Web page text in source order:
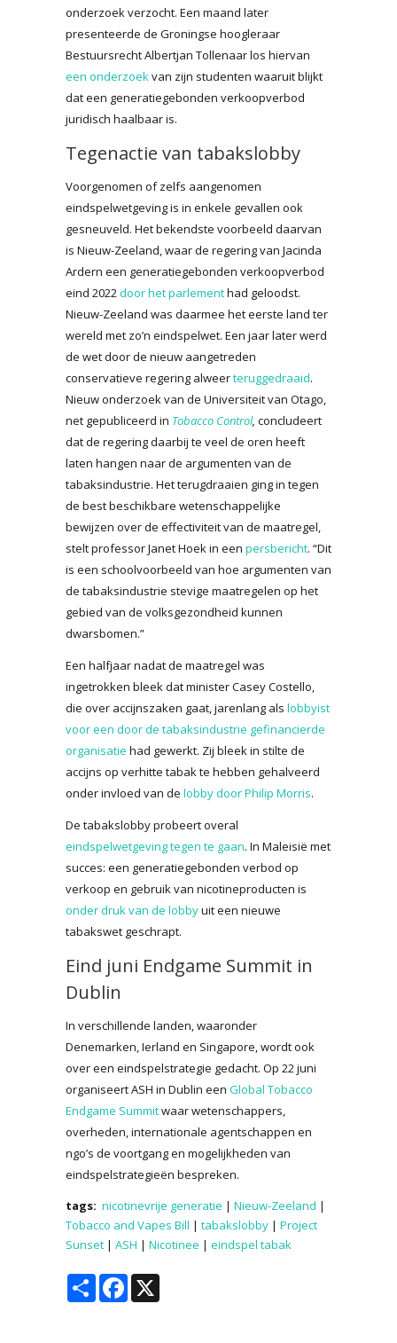
onderzoek verzocht. Een maand later
presenteerde de Groningse hoogleraar
Bestuursrecht Albertjan Tollenaar los hiervan
een onderzoekvan zijn studenten waaruit blijkt
dat een generatiegebonden verkoopverbod
juridisch haalbaar is.
Tegenactie van tabakslobby
Voorgenomen of zelfs aangenomen
eindspelwetgeving is in enkele gevallen ook
gesneuveld. Het bekendste voorbeeld daarvan
is Nieuw-Zeeland, waar de regering van Jacinda
Ardern een generatiegebonden verkoopverbod
eind 2022door het parlementhad geloodst.
Nieuw-Zeeland was daarmee het eerste land ter
wereld met zo’n eindspelwet. Een jaar later werd
de wet door de nieuw aangetreden
conservatieve regering alweerteruggedraaid.
Nieuw onderzoek van de Universiteit van Otago,
net gepubliceerd in Tobacco Control, concludeert
dat de regering daarbij te veel de oren heeft
laten hangen naar de argumenten van de
tabaksindustrie. Het terugdraaien ging in tegen
de best beschikbare wetenschappelijke
bewijzen over de effectiviteit van de maatregel,
stelt professor Janet Hoek in een persbericht. “Dit
is een schoolvoorbeeld van hoe argumenten van
de tabaksindustrie stevige maatregelen op het
gebied van de volksgezondheid kunnen
dwarsbomen.”
Een halfjaar nadat de maatregel was
ingetrokken bleek dat minister Casey Costello,
die over accijnszaken gaat, jarenlang als lobbyist
voor een door de tabaksindustrie gefinancierde
organisatie had gewerkt. Zij bleek in stilte de
accijns op verhitte tabak te hebben gehalveerd
onder invloed van de lobby door Philip Morris.
De tabakslobby probeert overal
eindspelwetgeving tegen te gaan. In Maleisië met
succes: een generatiegebonden verbod op
verkoop en gebruik van nicotineproducten is
onder druk van de lobbyuit een nieuwe
tabakswet geschrapt.
Eind juni Endgame Summit in
Dublin
In verschillende landen, waaronder
Denemarken, Ierland en Singapore, wordt ook
over een eindspelstrategie gedacht. Op 22 juni
organiseert ASH in Dublin een Global Tobacco
Endgame Summitwaar wetenschappers,
overheden, internationale agentschappen en
ngo’s de voortgang en mogelijkheden van
eindspelstrategieën bespreken.
tags: nicotinevrije generatie | Nieuw-Zeeland |
Tobacco and Vapes Bill | tabakslobby | Project
Sunset | ASH | Nicotinee | eindspel tabak
Share Facebook